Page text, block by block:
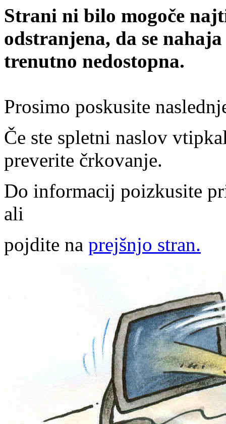
Strani ni bilo mogoče
odstranjena, da se
trenutno nedostopna.
Prosimo poskusite
Če ste spletni naslov
preverite črkovanje.
Do informacij poizkusite
ali
pojdite na prejšnjo stran.